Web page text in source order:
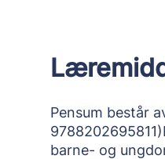
Pensum består
barne- og